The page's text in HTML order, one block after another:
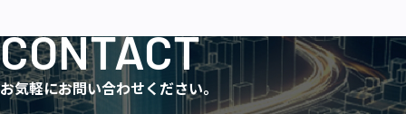
CONTACT
お気軽にお問い合わせください。